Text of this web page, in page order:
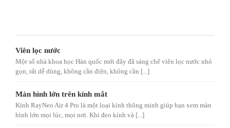
Viên lọc nước
Một số nhà khoa học Hàn quốc mới đây đã sáng chế viên lọc nước nhỏ
gọn, rất dễ dùng, không cần điện, không cần [...]
Màn hình lớn trên kính mắt
Kính RayNeo Air 4 Pro là một loại kính thông minh giúp bạn xem màn
hình lớn mọi lúc, mọi nơi. Khi đeo kính và [...]